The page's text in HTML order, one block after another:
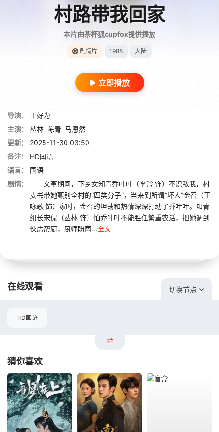
村路带我回家
本片由茶杯狐cupfox提供播放
剧情片 1988 大陆
立即播放
导演：
王好为
主演：
丛林 陈青 马恩然
更新：
2025-11-30 03:50
备注：
HD国语
语言：
国语
剧情：
文革期间，下乡女知青乔叶叶（李羚 饰）不识敌我，村
支书带她甄别全村的“四类分子”，当来到所谓“坏人”金召（王
咏歌 饰）家时，金召的坦荡和热情深深打动了乔叶叶。知青
组长宋侃（丛林 饰）怕乔叶叶不能胜任繁重农活，把她调到
伙房帮厨，厨师盼雨...全文
在线观看 切换节点
HD国语
猜你喜欢